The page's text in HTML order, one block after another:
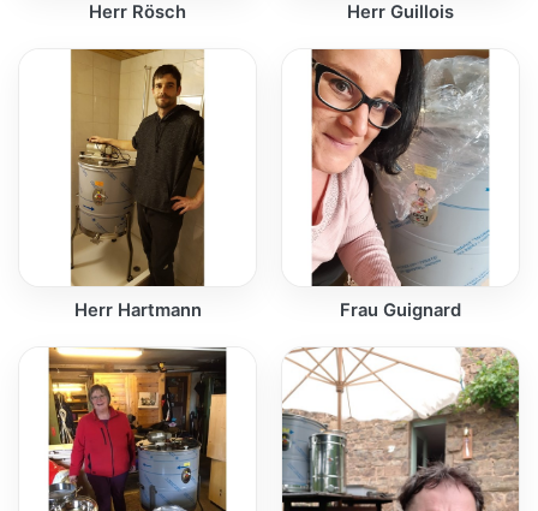
Herr Rösch Herr Guillois
Herr Hartmann Frau Guignard